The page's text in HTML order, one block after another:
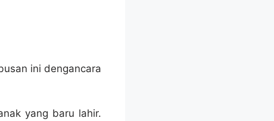
ini dengancara
yang baru lahir.